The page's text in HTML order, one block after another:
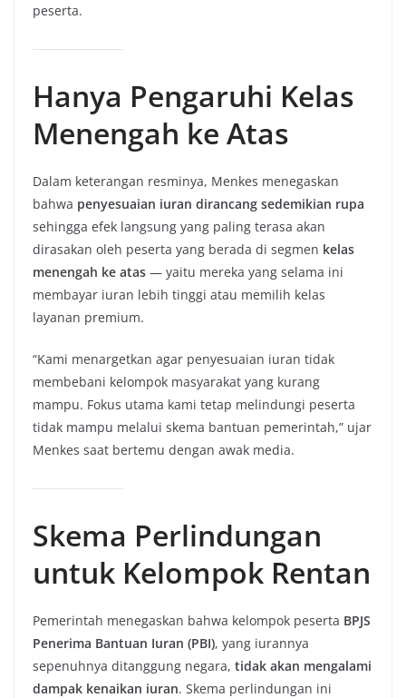
peserta.
Hanya Pengaruhi Kelas
Menengah ke Atas
Dalam keterangan resminya, Menkes menegaskan
bahwa penyesuaian iuran dirancang sedemikian rupa
sehingga efek langsung yang paling terasa akan
dirasakan oleh peserta yang berada di segmen kelas
menengah ke atas — yaitu mereka yang selama ini
membayar iuran lebih tinggi atau memilih kelas
layanan premium.
“Kami menargetkan agar penyesuaian iuran tidak
membebani kelompok masyarakat yang kurang
mampu. Fokus utama kami tetap melindungi peserta
tidak mampu melalui skema bantuan pemerintah,” ujar
Menkes saat bertemu dengan awak media.
Skema Perlindungan
untuk Kelompok Rentan
Pemerintah menegaskan bahwa kelompok peserta BPJS
Penerima Bantuan Iuran (PBI), yang iurannya
sepenuhnya ditanggung negara, tidak akan mengalami
dampak kenaikan iuran. Skema perlindungan ini